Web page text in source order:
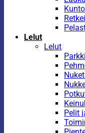
Lelut
Lelut
Pelit